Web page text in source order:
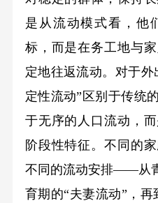
是从流动模式看，他
标，而是在务工地与
定地往返流动。对于
定性流动”区别于传统
于无序的人口流动，
阶段性特征。不同的
不同的流动安排——从
育期的“夫妻流动”，